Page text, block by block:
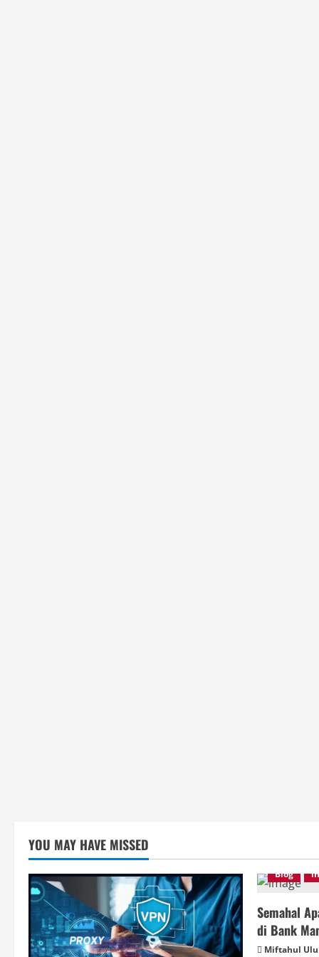
YOU MAY HAVE MISSED
Blog
Semahal
di Bank
Miftahul